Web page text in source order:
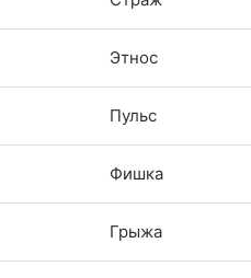
Этнос
Пульс
Фишка
Грыжа